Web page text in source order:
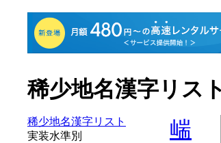
稀少地名漢字リス
㟨
稀少地名漢字リスト
実装水準別